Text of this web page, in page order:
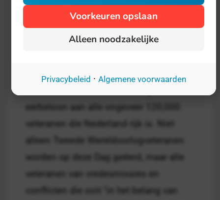
veteranen die Nederland rijk is. Niet
alleen Tweede Wereldoorlogveteranen
worden op deze Dag geëerd, maar alle
veteranen van vredesmissies en
conflicten die ooit "in het belang van
Voorkeuren opslaan
Alleen noodzakelijke
Privacybeleid · Algemene voorwaarden